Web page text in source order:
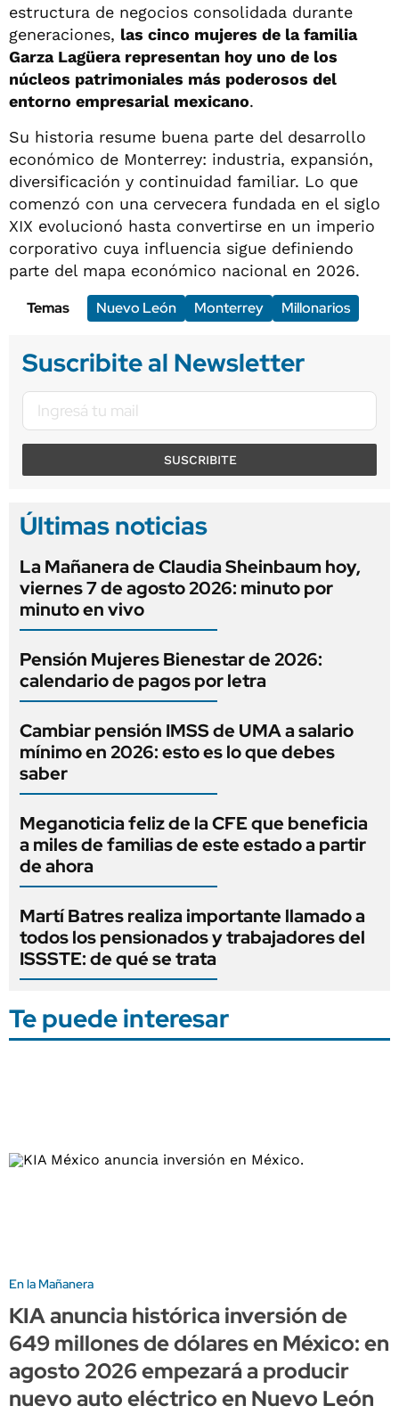
estructura de negocios consolidada durante
generaciones, las cinco mujeres de la familia
Garza Lagüera representan hoy uno de los
núcleos patrimoniales más poderosos del
entorno empresarial mexicano.
Su historia resume buena parte del desarrollo
económico de Monterrey: industria, expansión,
diversificación y continuidad familiar. Lo que
comenzó con una cervecera fundada en el siglo
XIX evolucionó hasta convertirse en un imperio
corporativo cuya influencia sigue definiendo
parte del mapa económico nacional en 2026.
Temas
Nuevo León Monterrey Millonarios
Suscribite al Newsletter
SUSCRIBITE
Últimas noticias
La Mañanera de Claudia Sheinbaum hoy,
viernes 7 de agosto 2026: minuto por
minuto en vivo
Pensión Mujeres Bienestar de 2026:
calendario de pagos por letra
Cambiar pensión IMSS de UMA a salario
mínimo en 2026: esto es lo que debes
saber
Meganoticia feliz de la CFE que beneficia
a miles de familias de este estado a partir
de ahora
Martí Batres realiza importante llamado a
todos los pensionados y trabajadores del
ISSSTE: de qué se trata
Te puede interesar
En la Mañanera
KIA anuncia histórica inversión de
649 millones de dólares en México: en
agosto 2026 empezará a producir
nuevo auto eléctrico en Nuevo León